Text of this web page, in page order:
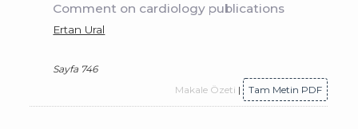
Comment on cardiology publications
Ertan Ural
Sayfa 746
Makale Özeti | Tam Metin PDF